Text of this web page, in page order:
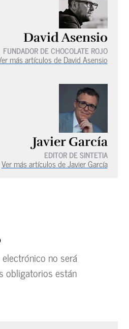
David Asensio
FUNDADOR DE CHOCOLATE ROJO
más artículos de David Asensio
Javier García
EDITOR DE SINTETIA
Ver más artículos de Javier García
no será
obligatorios están